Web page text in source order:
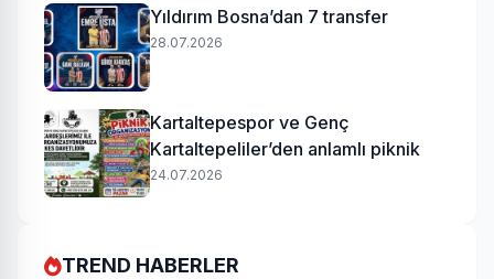
Yıldırım Bosna’dan 7 transfer
28.07.2026
Kartaltepespor ve Genç
Kartaltepeliler’den anlamlı piknik
24.07.2026
TREND HABERLER